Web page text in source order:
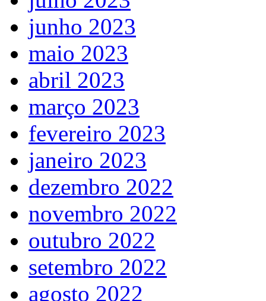
junho 2023
maio 2023
abril 2023
março 2023
fevereiro 2023
janeiro 2023
dezembro 2022
novembro 2022
outubro 2022
setembro 2022
agosto 2022